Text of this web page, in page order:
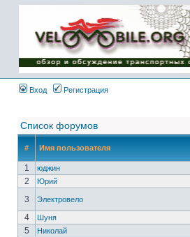
Имя пользователя:
Пароль:
{ LOG_ME_IN_SHORT
}
Вход Регистрация
Список форумов
# Имя пользователя
1 юджин
2
Юрий
3
Электровело
4
Шуня
5
Николай